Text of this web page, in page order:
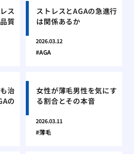
ス
質
ストレスとAGAの急進行
は関係あるか
2026.03.12
AGA
治
の
女性が薄毛男性を気にす
る割合とその本音
2026.03.11
薄毛